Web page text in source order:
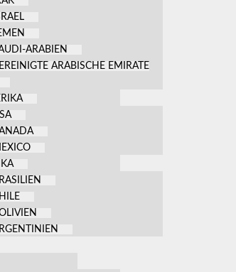
ARABIEN
ARABISCHE EMIRATE